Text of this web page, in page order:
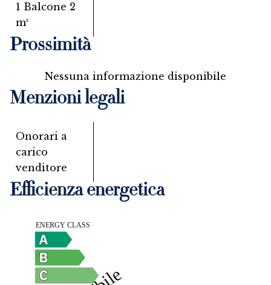
1 Balcone 2
m²
Prossimità
Nessuna informazione disponibile
Menzioni legali
Onorari a
carico
venditore
Efficienza energetica